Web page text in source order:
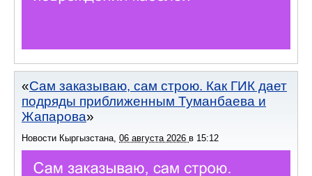
Сам заказываю, сам строю. Как ГИК дает
подряды приближенным Туманбаева и
Жапарова
Новости Кыргызстана 06 августа 2026 в 15:12